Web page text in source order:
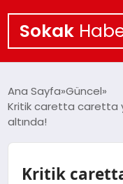
Sokak
EKONOMI
Ana Sayfa Güncel
Kritik caretta caretta
altında!
Kritik